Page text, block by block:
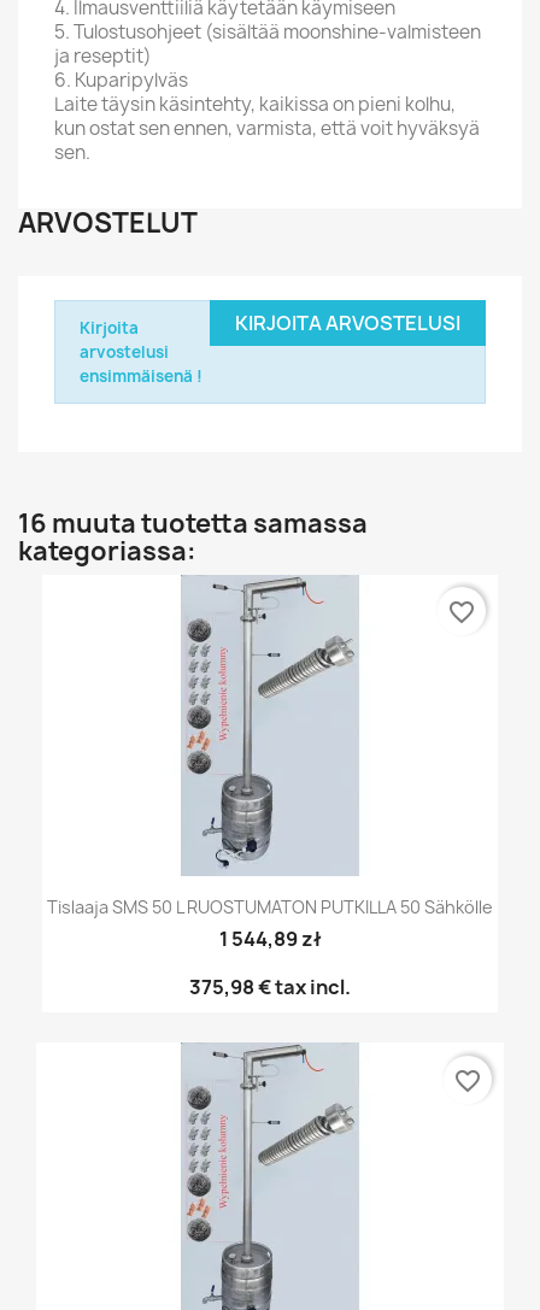
4. Ilmausventtiiliä käytetään käymiseen
5. Tulostusohjeet (sisältää moonshine-valmisteen
ja reseptit)
6. Kuparipylväs
Laite täysin käsintehty, kaikissa on pieni kolhu,
kun ostat sen ennen, varmista, että voit hyväksyä
sen.
ARVOSTELUT
KIRJOITA ARVOSTELUSI
Kirjoita
arvostelusi
ensimmäisenä !
16 muuta tuotetta samassa
kategoriassa:
Tislaaja SMS 50 L RUOSTUMATON PUTKILLA 50 Sähkölle
1 544,89 zł
375,98 €tax incl.
favorite_border
favorite_border